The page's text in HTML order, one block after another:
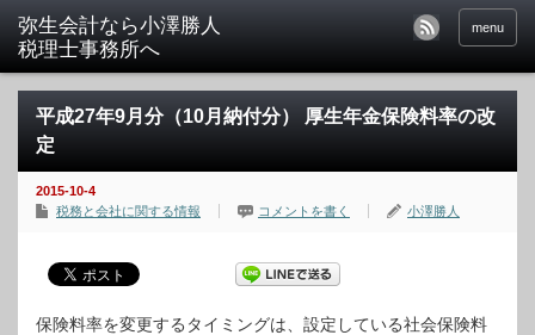
menu
平成27年9月分（10月納付分） 厚生年金保険料率の改
定
2015-10-4
税務と会社に関する情報
コメントを書く 小澤勝人
保険料率を変更するタイミングは、設定している社会保険料